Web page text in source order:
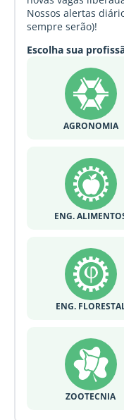
Nossos alertas
sempre serão)!
Escolha sua
AGRONOMIA
ENG.
ENG.
ZOOTECNIA